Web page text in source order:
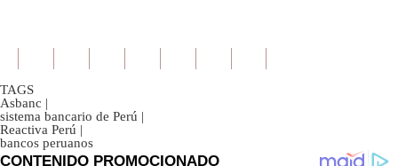
TAGS
Asbanc |
sistema bancario de Perú |
Reactiva Perú |
bancos peruanos